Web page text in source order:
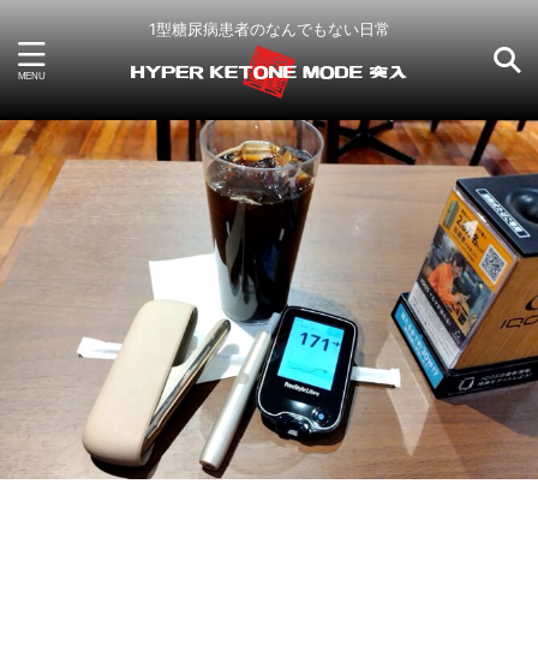
1型糖尿病患者のなんでもない日常